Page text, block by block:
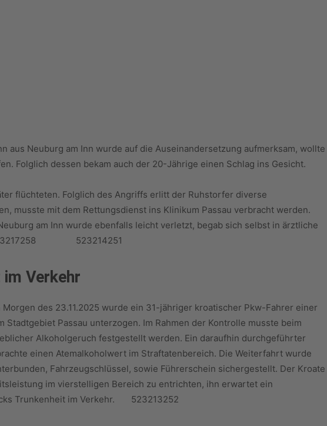
aus Neuburg am Inn wurde auf die Auseinandersetzung aufmerksam, wollte
Folglich dessen bekam auch der 20-Jährige einen Schlag ins Gesicht.
flüchteten. Folglich des Angriffs erlitt der Ruhstorfer diverse
musste mit dem Rettungsdienst ins Klinikum Passau verbracht werden.
am Inn wurde ebenfalls leicht verletzt, begab sich selbst in ärztliche
523214251
Verkehr
Morgen des 23.11.2025 wurde ein 31-jähriger kroatischer Pkw-Fahrer einer
Stadtgebiet Passau unterzogen. Im Rahmen der Kontrolle musste beim
Alkoholgeruch festgestellt werden. Ein daraufhin durchgeführter
einen Atemalkoholwert im Straftatenbereich. Die Weiterfahrt wurde
Fahrzeugschlüssel, sowie Führerschein sichergestellt. Der Kroate
im vierstelligen Bereich zu entrichten, ihn erwartet ein
Trunkenheit im Verkehr. 523213252